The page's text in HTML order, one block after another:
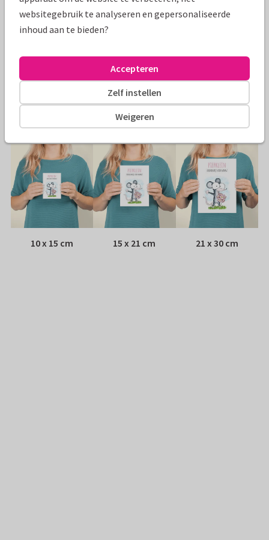
Specificaties bij deze kaart
Envelop: Witte vensterenvelop
Adres: Achterop de kaart
Formaten
10 x 15 cm 15 x 21 cm 21 x 30 cm
websitegebruik te analyseren en gepersonaliseerde
inhoud aan te bieden?
Weigeren
Zelf instellen
Accepteren